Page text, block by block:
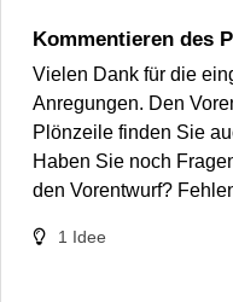
Kommentieren des
Vielen Dank für die
Anregungen. Den
Plönzeile finden Sie
Haben Sie noch
den Vorentwurf?
1 Idee